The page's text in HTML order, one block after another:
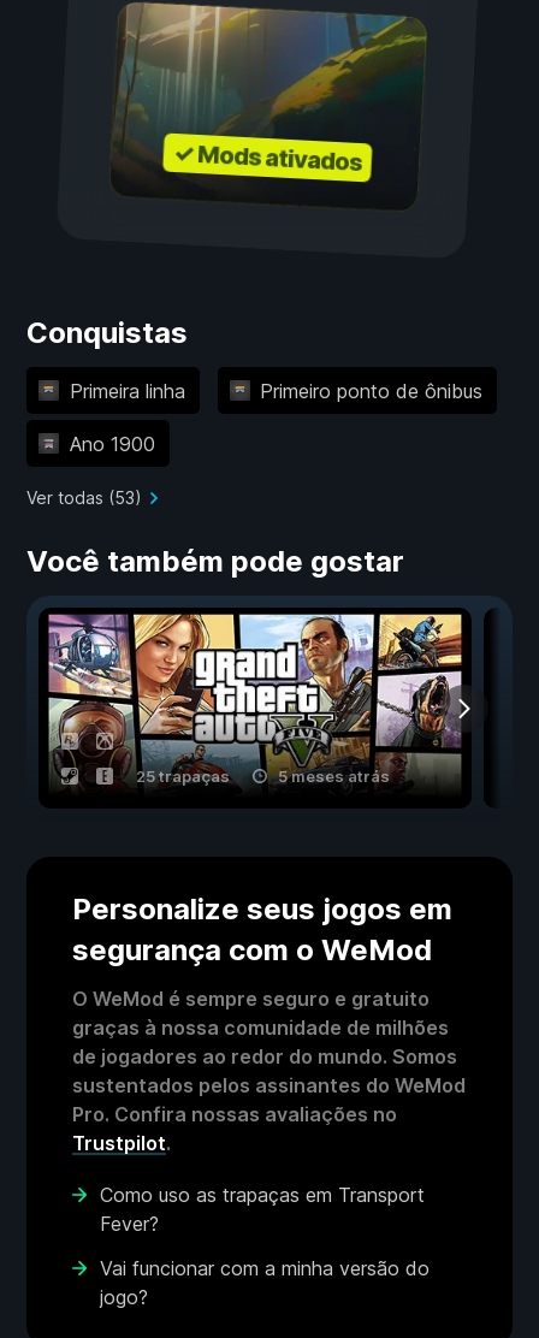
✓ Mods ativados
Conquistas
Primeira linha Primeiro ponto de ônibus
Ano 1900
Ver todas (53)
Você também pode gostar
25 trapaças 5 meses atrás
Personalize seus jogos em
segurança com o WeMod
O WeMod é sempre seguro e gratuito
graças à nossa comunidade de milhões
de jogadores ao redor do mundo. Somos
sustentados pelos assinantes do WeMod
Pro. Confira nossas avaliações no
Trustpilot.
Como uso as trapaças em Transport
Fever?
Vai funcionar com a minha versão do
jogo?